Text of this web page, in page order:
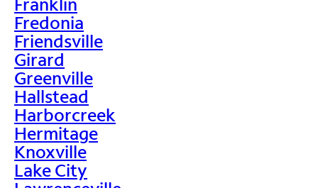
Fredonia
Friendsville
Girard
Greenville
Hallstead
Harborcreek
Hermitage
Knoxville
Lake City